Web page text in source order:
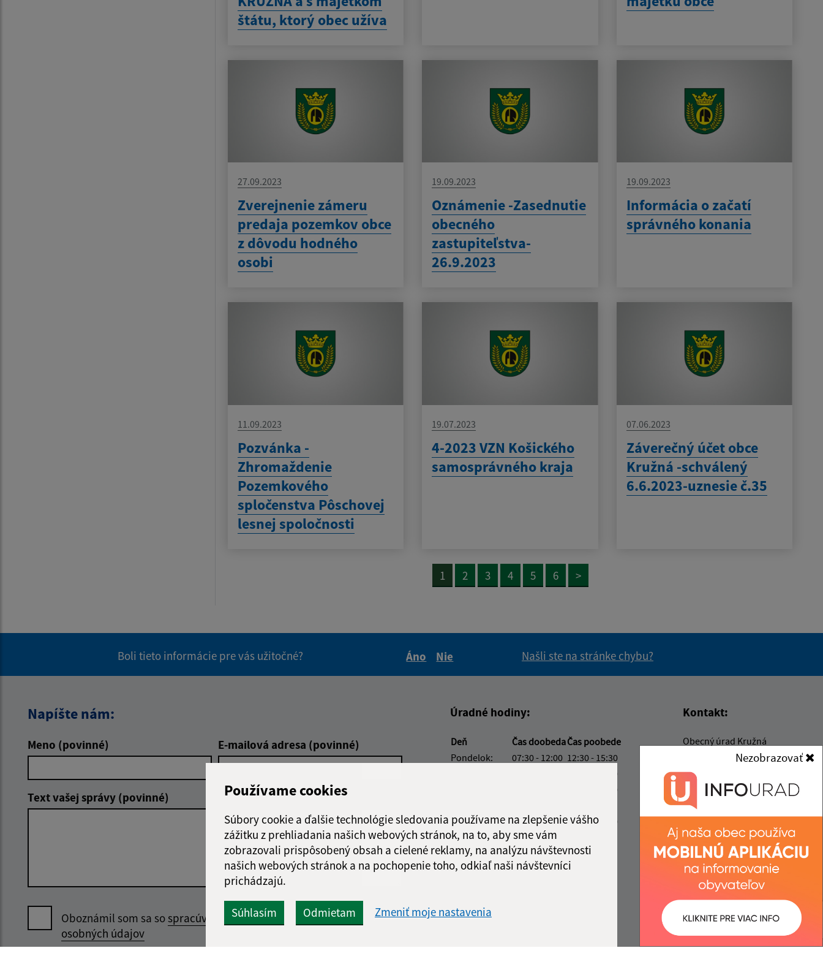
Používame cookies
Súbory cookie a ďalšie technológie sledovania používame na zlepšenie vášho
zážitku z prehliadania našich webových stránok, na to, aby sme vám
zobrazovali prispôsobený obsah a cielené reklamy, na analýzu návštevnosti
našich webových stránok a na pochopenie toho, odkiaľ naši návštevníci
prichádzajú.
Súhlasím Odmietam Zmeniť moje nastavenia
Nezobrazovať
štátu, ktorý obec užíva
27.09.2023
Zverejnenie zámeru
predaja pozemkov obce
z dôvodu hodného
osobi
19.09.2023
Oznámenie -Zasednutie
obecného
zastupiteľstva-
26.9.2023
19.09.2023
Informácia o začatí
správného konania
11.09.2023
Pozvánka -
Zhromaždenie
Pozemkového
spločenstva Pôschovej
lesnej spoločnosti
19.07.2023
4-2023 VZN Košického
samosprávného kraja
07.06.2023
Záverečný účet obce
Kružná -schválený
6.6.2023-uznesie č.35
1 2 3 4 5 6 >
Boli tieto informácie pre vás užitočné?
Áno
Nie
Našli ste na stránke chybu?
Napíšte nám:
Meno (povinné) E-mailová adresa (povinné)
Text vašej správy (povinné)
Oboznámil som sa sospracúvaním
osobných údajov
Google reCaptcha Response
Odoslať správu
Úradné hodiny:
Deň Čas doobedaČas poobede
Pondelok:
07:30 - 12:00 12:30 - 15:30
12:30 - 15:30
12:30 - 16:30
Piatok:
07:30 - 12:00 12:30 - 14:30
Obedňajšia prestávka: 12:00 - 12:30
Kontakt:
Obecný úrad Kružná
049 51 Brzotín
info@kruzna.sk
+421 58 788 35 60
IČO: 00594776